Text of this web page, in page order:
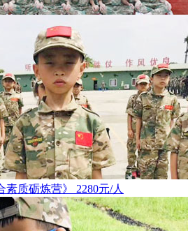
素质砺炼营》 2280元/人